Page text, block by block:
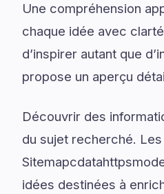
Une compréhension
chaque idée avec
d’inspirer autant que
propose un aperçu
Découvrir des
du sujet recherché.
idées destinées à